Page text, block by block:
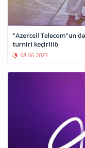
"Azercell Telecom"un
turniri keçirilib
08-06-2023